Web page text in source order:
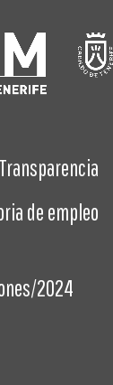
de empleo
2024